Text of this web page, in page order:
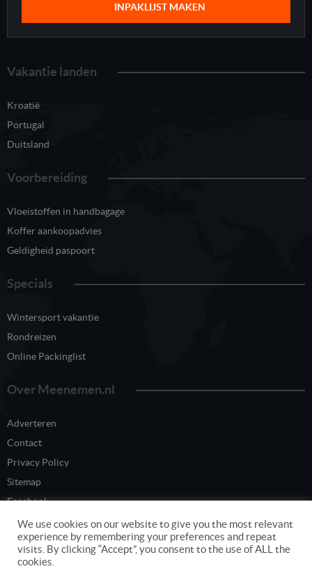
INPAKLIJST MAKEN
Vakantie landen
Kroatië
Portugal
Duitsland
Voorbereiding
Vloeistoffen in handbagage
Koffer aankoopadvies
Geldigheid paspoort
Specials
Wintersport vakantie
Rondreizen
Online Packinglist
Over Meenemen.nl
Adverteren
Contact
Privacy Policy
Sitemap
Facebook
Twitter
We use cookies on our website to give you the most relevant
experience by remembering your preferences and repeat
visits. By clicking “Accept”, you consent to the use of ALL the
cookies.